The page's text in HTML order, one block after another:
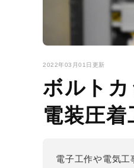
2022年03月01日更新
ボルト
電装圧
電子工作や電気